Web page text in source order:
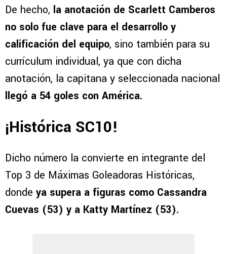
De hecho, la anotación de Scarlett Camberos
no solo fue clave para el desarrollo y
calificación del equipo, sino también para su
currículum individual, ya que con dicha
anotación, la capitana y seleccionada nacional
llegó a 54 goles con América.
¡Histórica SC10!
Dicho número la convierte en integrante del
Top 3 de Máximas Goleadoras Históricas,
donde ya supera a figuras como Cassandra
Cuevas (53) y a Katty Martínez (53).